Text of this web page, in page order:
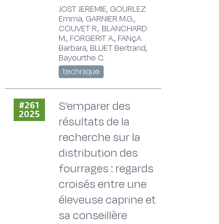
JOST JEREMIE, GOURLEZ
Emma, GARNIER M.G.,
COUVET R., BLANCHARD
M., FORGERIT A., FANçA
Barbara, BLUET Bertrand,
Bayourthe C.
technique
#261
2025
S’emparer des
résultats de la
recherche sur la
distribution des
fourrages : regards
croisés entre une
éleveuse caprine et
sa conseillère